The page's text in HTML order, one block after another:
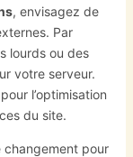
, envisagez de
Par
lourds ou des
votre serveur.
l’optimisation
du site.
changement pour